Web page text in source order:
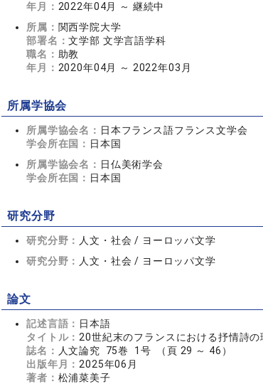
年月： 2022年04月 ～ 継続中
所属： 関西学院大学
部署名：文学部 文学言語学科
職名： 助教
年月： 2020年04月 ～ 2022年03月
所属学協会
所属学協会名： 日本フランス語フランス文学会
学会所在国： 日本国
所属学協会名： 日仏美術学会
学会所在国： 日本国
研究分野
研究分野： 人文・社会 / ヨーロッパ文学
研究分野： 人文・社会 / ヨーロッパ文学
論文
記述言語： 日本語
タイトル： 20世紀末のフランスにおける抒情詩
誌名： 人文論究 75巻 1号 （頁 29 ～ 46）
出版年月： 2025年06月
著者： 松浦菜美子